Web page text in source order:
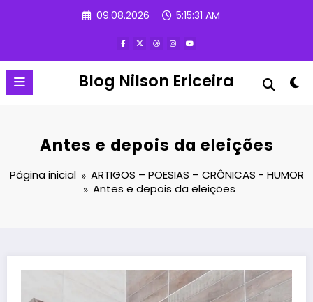
09.08.2026 5:15:32 AM
Blog Nilson Ericeira
Antes e depois da eleições
Página inicial
ARTIGOS – POESIAS – CRÔNICAS - HUMOR
Antes e depois da eleições